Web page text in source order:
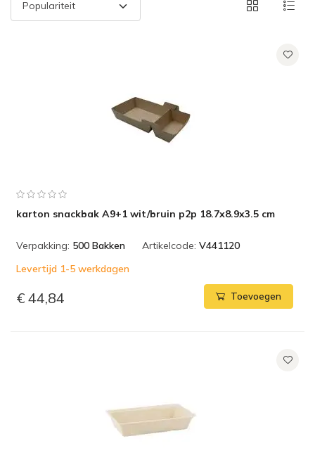
karton snackbak A9+1 wit/bruin p2p 18.7x8.9x3.5 cm
Verpakking: 500 Bakken Artikelcode: V441120
Levertijd 1-5 werkdagen
€ 44,84 Toevoegen